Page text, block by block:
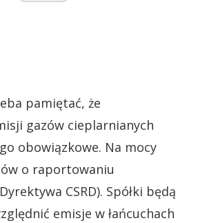
pamiętać, że
gazów cieplarnianych
obowiązkowe. Na mocy
o raportowaniu
CSRD). Spółki będą
emisje w łańcuchach